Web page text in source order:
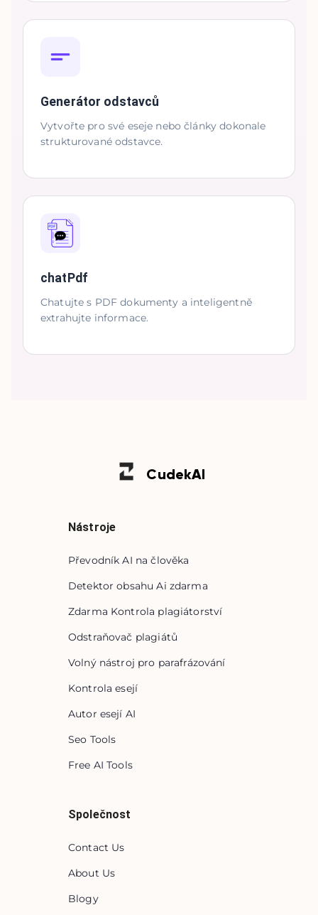
Generátor odstavců
Vytvořte pro své eseje nebo články dokonale
strukturované odstavce.
chatPdf
Chatujte s PDF dokumenty a inteligentně
extrahujte informace.
CudekAI
Nástroje
Převodník AI na člověka
Detektor obsahu Ai zdarma
Zdarma Kontrola plagiátorství
Odstraňovač plagiátů
Volný nástroj pro parafrázování
Kontrola esejí
Autor esejí AI
Seo Tools
Free AI Tools
Společnost
Contact Us
About Us
Blogy